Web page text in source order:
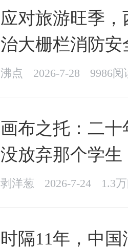
应对旅游旺季，
治大栅栏消防安
沸点 2026-7-28 9986阅
画布之托：二十
没放弃那个学生
剥洋葱 2026-7-24 1.3
时隔11年，中